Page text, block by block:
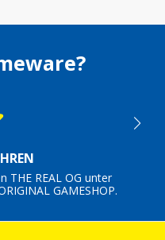
THE REAL OG unter
GAMESHOP.